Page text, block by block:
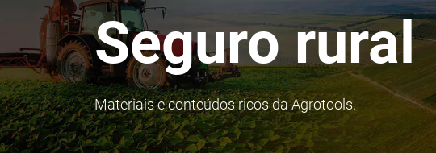
Seguro rural
Materiais e conteúdos ricos da Agrotools.